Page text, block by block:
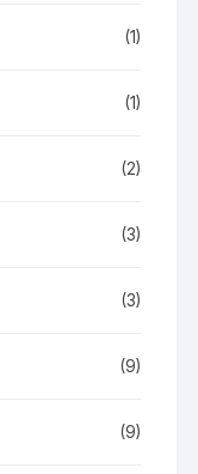
(1)
(1)
(2)
(3)
(3)
(9)
(9)